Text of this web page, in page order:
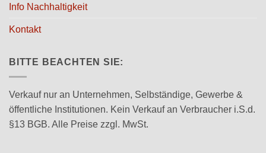
Info Nachhaltigkeit
Kontakt
BITTE BEACHTEN SIE:
Verkauf nur an Unternehmen, Selbständige, Gewerbe &
öffentliche Institutionen. Kein Verkauf an Verbraucher i.S.d.
§13 BGB. Alle Preise zzgl. MwSt.